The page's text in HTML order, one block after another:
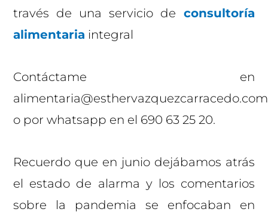
través de una servicio de consultoría
alimentaria integral
Contáctame en
alimentaria@esthervazquezcarracedo.com
o por whatsapp en el 690 63 25 20.
Recuerdo que en junio dejábamos atrás
el estado de alarma y los comentarios
sobre la pandemia se enfocaban en